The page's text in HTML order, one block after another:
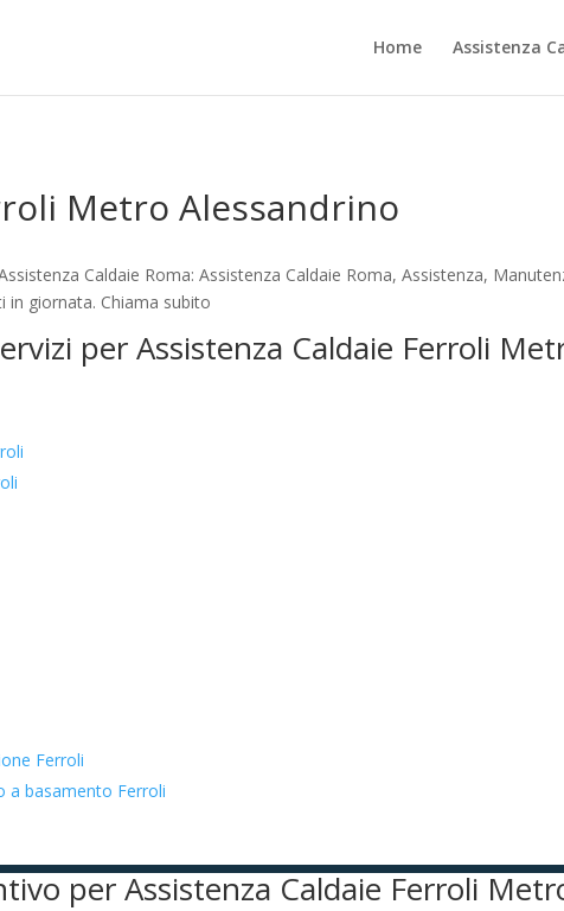
Home Assistenza
Metro Alessandrino
Caldaie Roma: Assistenza Caldaie Roma, Assistenza,
in giornata. Chiama subito
per Assistenza Caldaie Ferroli
Ferroli
a basamento Ferroli
per Assistenza Caldaie Ferroli